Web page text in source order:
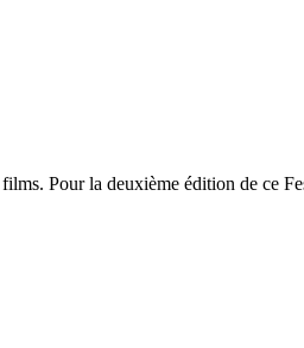
Pour la deuxième édition de ce